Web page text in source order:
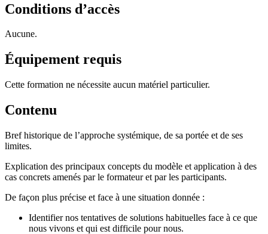
Conditions d’accès
Aucune.
Équipement requis
Cette formation ne nécessite aucun matériel particulier.
Contenu
Bref historique de l’approche systémique, de sa portée et de ses
limites.
Explication des principaux concepts du modèle et application à des
cas concrets amenés par le formateur et par les participants.
De façon plus précise et face à une situation donnée :
Identifier nos tentatives de solutions habituelles face à ce que
nous vivons et qui est difficile pour nous.